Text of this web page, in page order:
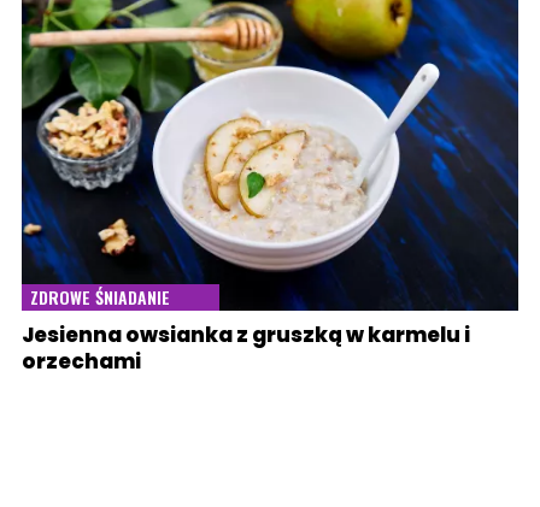
ZDROWE ŚNIADANIE
Jesienna owsianka z gruszką w karmelu i
orzechami